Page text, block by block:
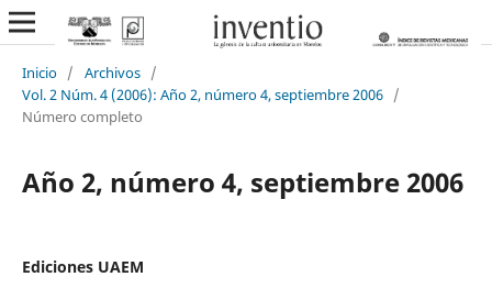
Inicio / Archivos /
Vol. 2 Núm. 4 (2006): Año 2, número 4, septiembre 2006 /
Número completo
Año 2, número 4, septiembre 2006
Ediciones UAEM